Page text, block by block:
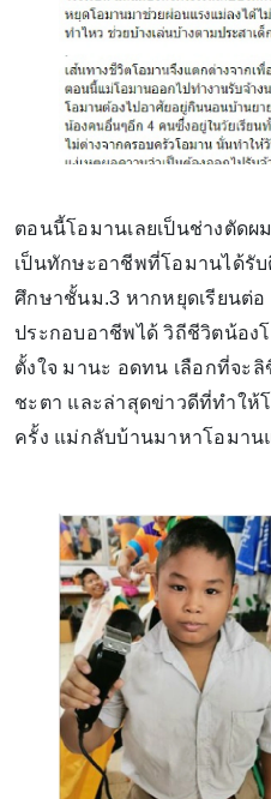
ตอนนี้โอมานเลยเป็นช่างตัดผ
เป็นทักษะอาชีพที่โอมานได้รับ
ศึกษาชั้นม.3 หากหยุดเรียนต่
ประกอบอาชีพได้ วิถีชีวิตน้อง
ตั้งใจ มานะ อดทน เลือกที่จะ
ชะตา และล่าสุดข่าวดีที่ทำให้
ครั้ง แม่กลับบ้านมาหาโอมาน